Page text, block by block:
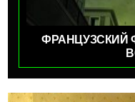
ФРАНЦУЗСКИЙ